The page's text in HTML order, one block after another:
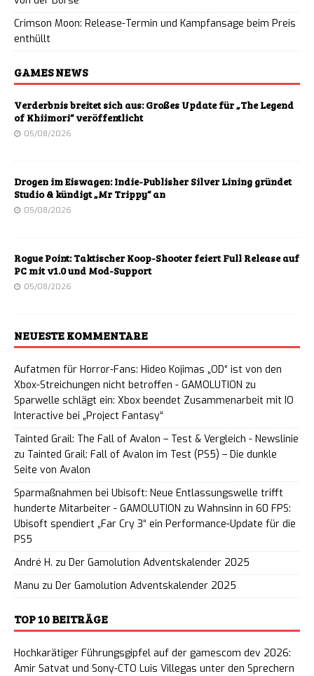
Crimson Moon: Release-Termin und Kampfansage beim Preis
enthüllt
GAMES NEWS
Verderbnis breitet sich aus: Großes Update für „The Legend
of Khiimori“ veröffentlicht
05/08/2026
Drogen im Eiswagen: Indie-Publisher Silver Lining gründet
Studio & kündigt „Mr Trippy“ an
05/08/2026
Rogue Point: Taktischer Koop-Shooter feiert Full Release auf
PC mit v1.0 und Mod-Support
05/08/2026
NEUESTE KOMMENTARE
Aufatmen für Horror-Fans: Hideo Kojimas „OD“ ist von den
Xbox-Streichungen nicht betroffen - GAMOLUTION zu
Sparwelle schlägt ein: Xbox beendet Zusammenarbeit mit IO
Interactive bei „Project Fantasy“
Tainted Grail: The Fall of Avalon – Test & Vergleich - Newslinie
zu Tainted Grail: Fall of Avalon im Test (PS5) – Die dunkle
Seite von Avalon
Sparmaßnahmen bei Ubisoft: Neue Entlassungswelle trifft
hunderte Mitarbeiter - GAMOLUTION zu Wahnsinn in 60 FPS:
Ubisoft spendiert „Far Cry 3“ ein Performance-Update für die
PS5
André H. zu Der Gamolution Adventskalender 2025
Manu zu Der Gamolution Adventskalender 2025
TOP 10 BEITRÄGE
Hochkarätiger Führungsgipfel auf der gamescom dev 2026:
Amir Satvat und Sony-CTO Luis Villegas unter den Sprechern